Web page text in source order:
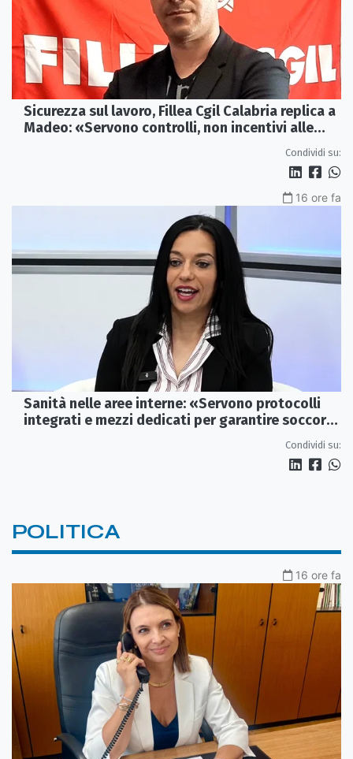
Sicurezza sul lavoro, Fillea Cgil Calabria replica a
Madeo: «Servono controlli, non incentivi alle
Condividi su:
16 ore fa
Sanità nelle aree interne: «Servono protocolli
integrati e mezzi dedicati per garantire soccorsi
Condividi su:
POLITICA
16 ore fa